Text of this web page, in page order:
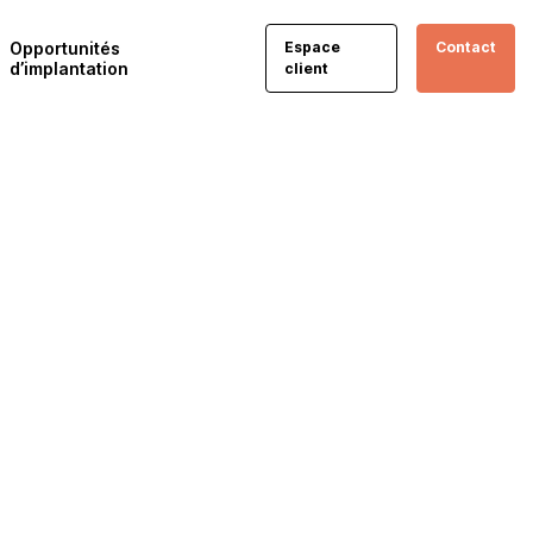
Opportunités
d’implantation
Espace
client
Contact